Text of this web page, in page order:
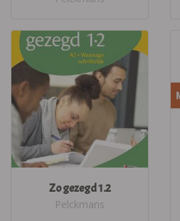
Zo gezegd 1.2
Pelckmans